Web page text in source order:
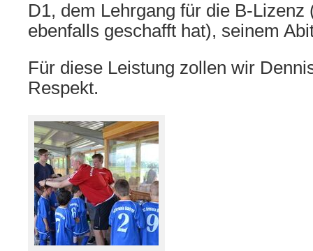
D1, dem Lehrgang für die B-Lizenz
ebenfalls geschafft hat), seinem
Für diese Leistung zollen wir
Respekt.